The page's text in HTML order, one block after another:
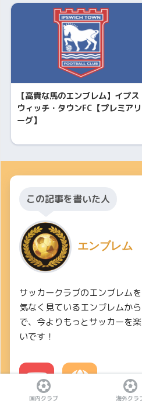
【高貴な馬のエンブレム】イプス
ウィッチ・タウンFC【プレミアリ
ーグ】
この記事を書いた人
エンブレム
サッカークラブのエンブレム
気なく見ているエンブレムか
で、今よりもっとサッカーを
いです！
YouTube
国内クラブ 海外クラ